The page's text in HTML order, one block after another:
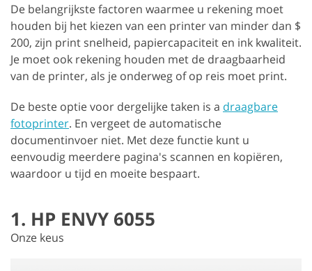
De belangrijkste factoren waarmee u rekening moet
houden bij het kiezen van een printer van minder dan $
200, zijn print snelheid, papiercapaciteit en ink kwaliteit.
Je moet ook rekening houden met de draagbaarheid
van de printer, als je onderweg of op reis moet print.
De beste optie voor dergelijke taken is a draagbare
fotoprinter. En vergeet de automatische
documentinvoer niet. Met deze functie kunt u
eenvoudig meerdere pagina's scannen en kopiëren,
waardoor u tijd en moeite bespaart.
1. HP ENVY 6055
Onze keus